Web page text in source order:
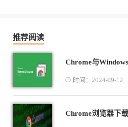
推荐阅读
时间：2024-09-12